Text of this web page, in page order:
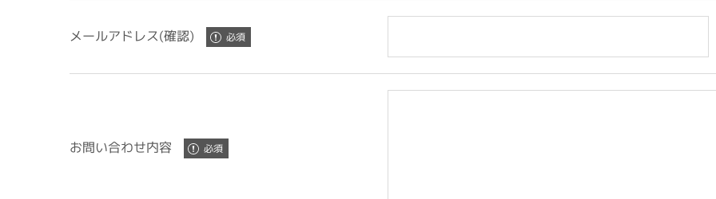
メールアドレス(確認)
お問い合わせ内容